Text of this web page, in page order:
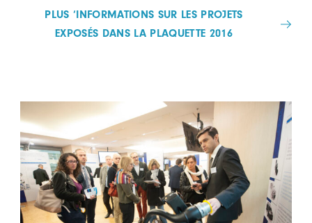
PLUS ‘INFORMATIONS SUR LES PROJETS
EXPOSÉS DANS LA PLAQUETTE 2016